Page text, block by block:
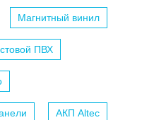
Магнитный винил
ПВХ
АКП Altec